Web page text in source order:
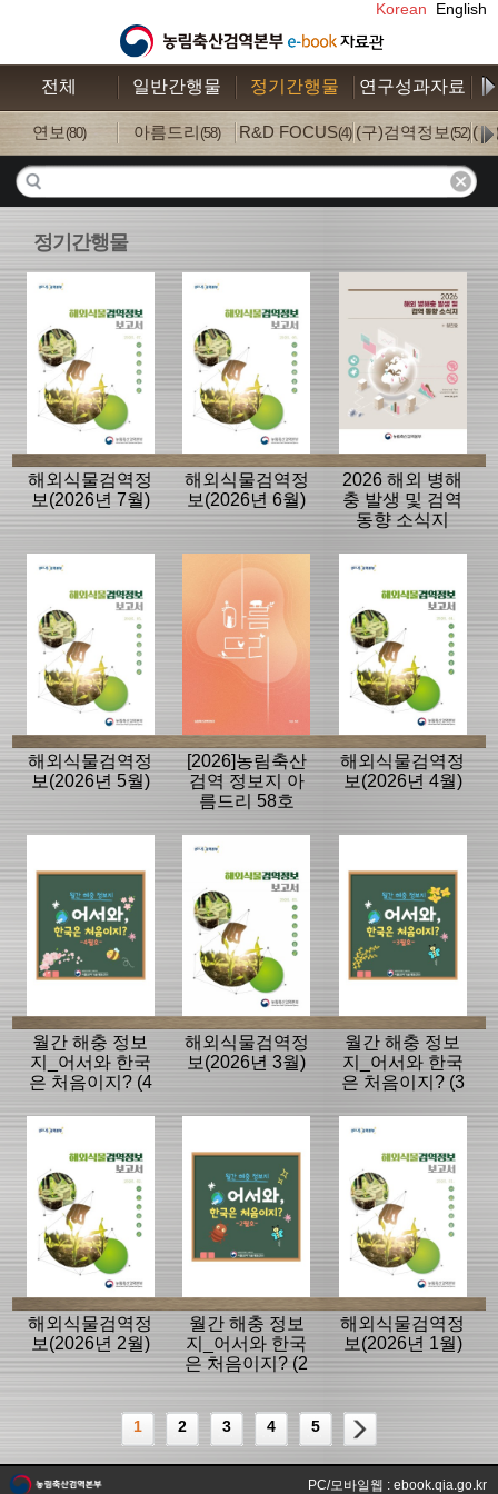
Korean English
전체 일반간행물 정기간행물 연구성과자료
연보(80) 아름드리(58) R&D FOCUS(4) (구)검역정보 (52) (
정기간행물
해외식물검역정
보(2026년 7월)
해외식물검역정
보(2026년 6월)
2026 해외 병해
충 발생 및 검역
동향 소식지
해외식물검역정
보(2026년 5월)
[2026]농림축산
검역 정보지 아
름드리 58호
해외식물검역정
보(2026년 4월)
월간 해충 정보
지_어서와 한국
은 처음이지? (4
해외식물검역정
보(2026년 3월)
월간 해충 정보
지_어서와 한국
은 처음이지? (3
해외식물검역정
보(2026년 2월)
월간 해충 정보
지_어서와 한국
은 처음이지? (2
해외식물검역정
보(2026년 1월)
1 2 3 4 5
PC/모바일웹 : ebook.qia.go.kr